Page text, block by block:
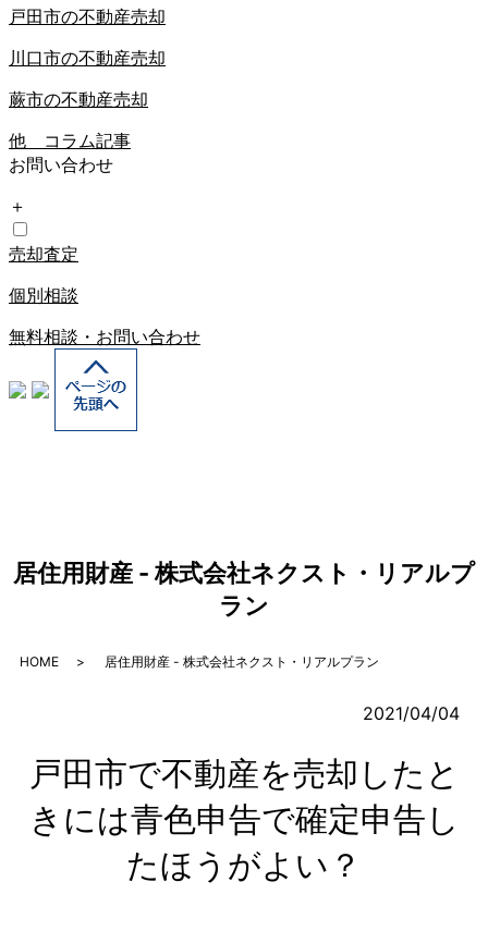
戸田市の不動産売却
川口市の不動産売却
蕨市の不動産売却
他 コラム記事
お問い合わせ
＋
売却査定
個別相談
無料相談・お問い合わせ
居住用財産 - 株式会社ネクスト・リアルプ
ラン
HOME 居住用財産 - 株式会社ネクスト・リアルプラン
2021/04/04
戸田市で不動産を売却したと
きには青色申告で確定申告し
たほうがよい？